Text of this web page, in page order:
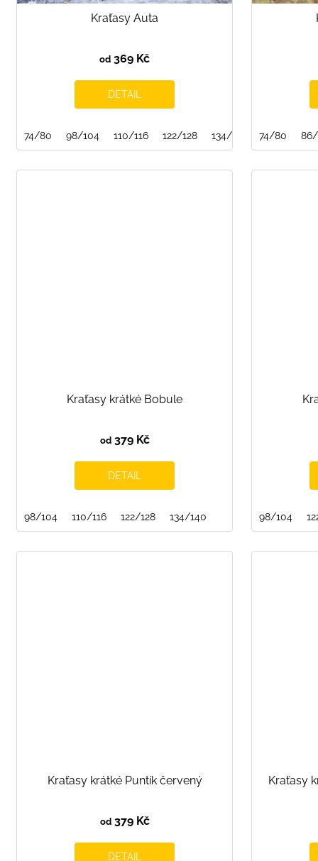
ů
Kraťasy Auta
od 369 Kč
DETAIL
74/80 98/104 110/116 122/128 134/140 146/152
74/80
Kraťasy krátké Bobule
od379 Kč
DETAIL
98/104 110/116 122/128 134/140 98/104
Kraťasy krátké Puntík červený
od379 Kč
DETAIL
Kraťasy